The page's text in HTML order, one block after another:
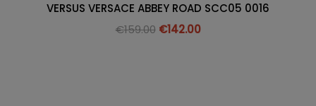
VERSUS VERSACE ABBEY ROAD SCC05 0016
€159.00 €142.00